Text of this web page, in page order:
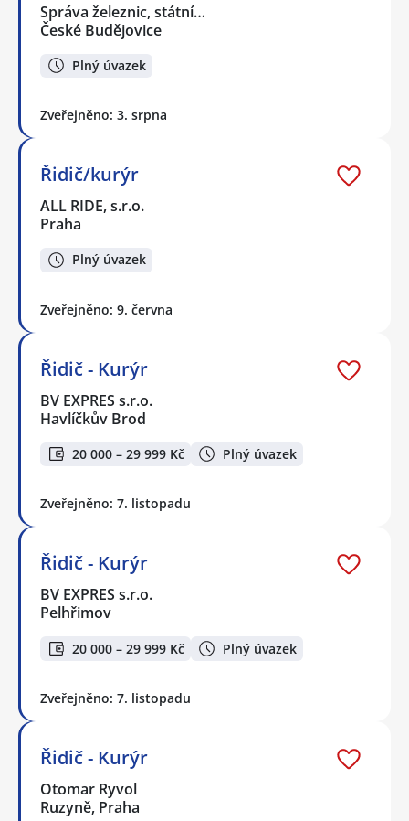
Správa železnic, státní…
České Budějovice
Plný úvazek
Zveřejněno: 3. srpna
Řidič/kurýr
ALL RIDE, s.r.o.
Praha
Plný úvazek
Zveřejněno: 9. června
Řidič - Kurýr
BV EXPRES s.r.o.
Havlíčkův Brod
20 000 – 29 999 Kč Plný úvazek
Zveřejněno: 7. listopadu
Řidič - Kurýr
BV EXPRES s.r.o.
Pelhřimov
20 000 – 29 999 Kč Plný úvazek
Zveřejněno: 7. listopadu
Řidič - Kurýr
Otomar Ryvol
Ruzyně, Praha